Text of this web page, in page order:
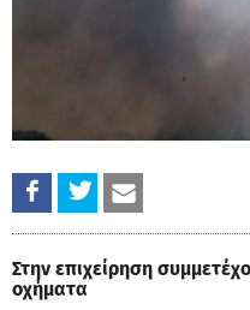
Στην επιχείρηση
οχήματα